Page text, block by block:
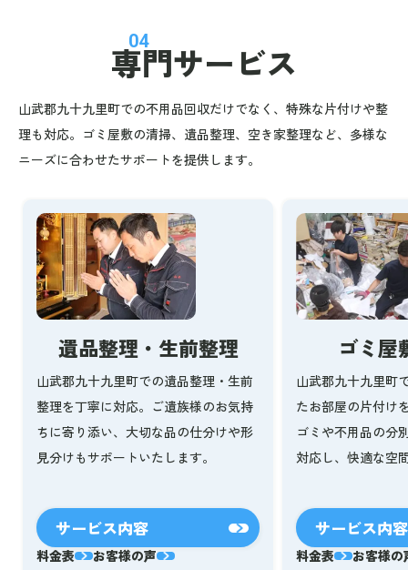
04
専門サービス
山武郡九十九里町での不用品回収だけでなく、特殊な片付けや整
理も対応。ゴミ屋敷の清掃、遺品整理、空き家整理など、多様な
ニーズに合わせたサポートを提供します。
遺品整理・生前整理
山武郡九十九里町での遺品整理・生前
整理を丁寧に対応。ご遺族様のお気持
ちに寄り添い、大切な品の仕分けや形
見分けもサポートいたします。
サービス内容
料金表 お客様の声
ゴミ屋
山武郡九十九里町
たお部屋の片付け
ゴミや不用品の分
対応し、快適な空
サービス内容
料金表 お客様の